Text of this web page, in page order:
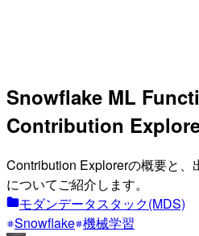
Snowflake ML
Contribution
Contribution Explorerの概要と、
についてご紹介します。
モダンデータスタック(MDS)
Snowflake 機械学習